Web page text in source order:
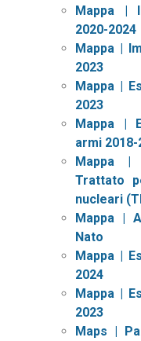
Mappa |
2020-2024
Mappa |
2023
Mappa |
2023
Mappa |
armi 2018-
Mappa |
Trattato
nucleari
Mappa |
Nato
Mappa |
2024
Mappa |
2023
Maps |